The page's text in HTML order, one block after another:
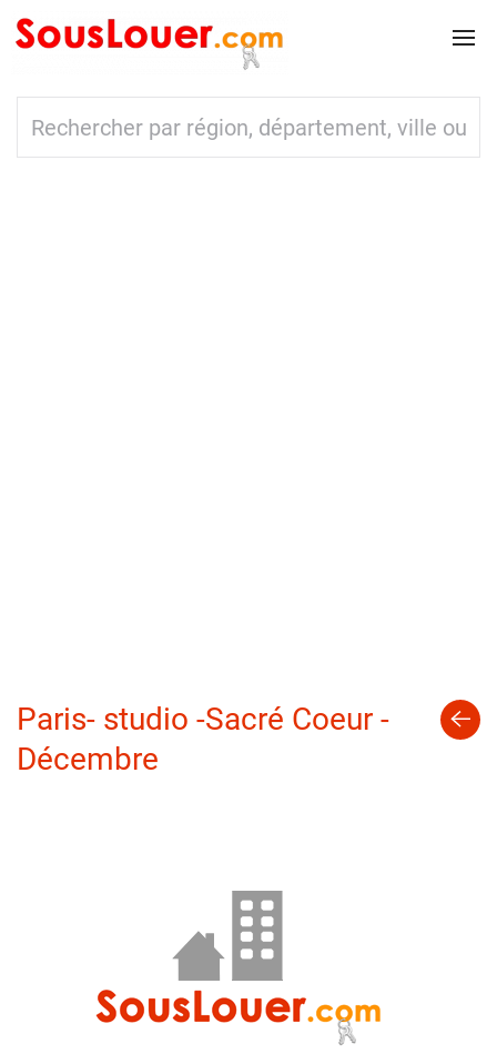
Paris- studio -Sacré Coeur -
Décembre